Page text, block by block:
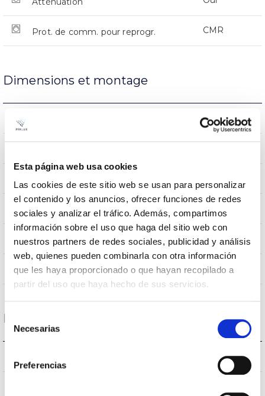
Esta página web usa cookies
Las cookies de este sitio web se usan para personalizar
el contenido y los anuncios, ofrecer funciones de redes
sociales y analizar el tráfico. Además, compartimos
información sobre el uso que haga del sitio web con
nuestros partners de redes sociales, publicidad y análisis
web, quienes pueden combinarla con otra información
que les haya proporcionado o que hayan recopilado a
partir del uso que haya hecho de sus servicios.
Selección
consentimiento
Necesarias
Preferencias
Prot. de comm. pour reprogr. CMR
Dimensions et montage
Support de bras
Poids
Dimensions Ø600x655mm
Position de montage Support de bras
Empalmable Non
Données optiques
3.000K